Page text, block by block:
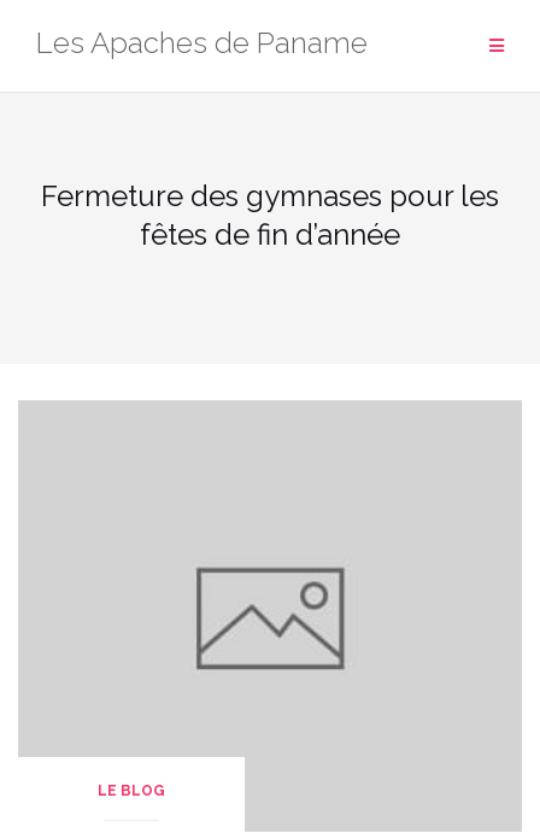
Les Apaches de Paname
Fermeture des gymnases pour les
fêtes de fin d’année
LE BLOG